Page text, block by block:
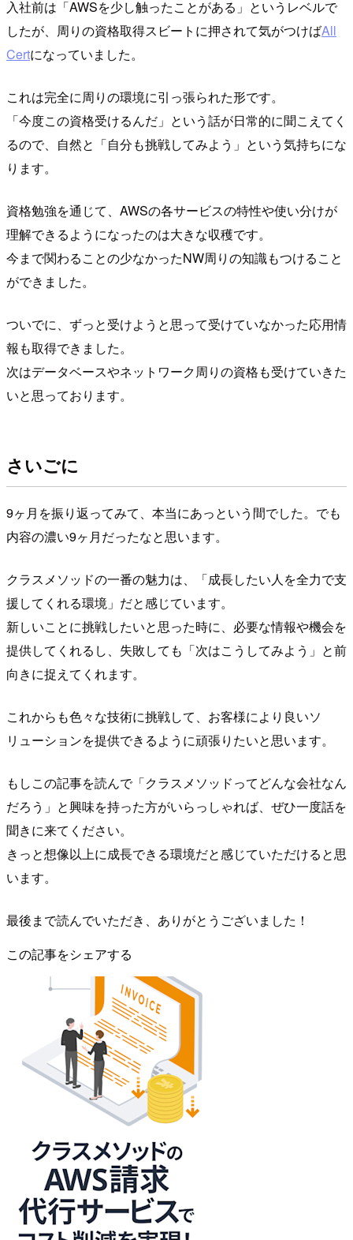
入社前は「AWSを少し触ったことがある」というレベルで
したが、周りの資格取得スビートに押されて気がつけばAll
Certになっていました。
これは完全に周りの環境に引っ張られた形です。
「今度この資格受けるんだ」という話が日常的に聞こえてく
るので、自然と「自分も挑戦してみよう」という気持ちにな
ります。
資格勉強を通じて、AWSの各サービスの特性や使い分けが
理解できるようになったのは大きな収穫です。
今まで関わることの少なかったNW周りの知識もつけること
ができました。
ついでに、ずっと受けようと思って受けていなかった応用情
報も取得できました。
次はデータベースやネットワーク周りの資格も受けていきた
いと思っております。
さいごに
9ヶ月を振り返ってみて、本当にあっという間でした。でも
内容の濃い9ヶ月だったなと思います。
クラスメソッドの一番の魅力は、「成長したい人を全力で支
援してくれる環境」だと感じています。
新しいことに挑戦したいと思った時に、必要な情報や機会を
提供してくれるし、失敗しても「次はこうしてみよう」と前
向きに捉えてくれます。
これからも色々な技術に挑戦して、お客様により良いソ
リューションを提供できるように頑張りたいと思います。
もしこの記事を読んで「クラスメソッドってどんな会社なん
だろう」と興味を持った方がいらっしゃれば、ぜひ一度話を
聞きに来てください。
きっと想像以上に成長できる環境だと感じていただけると思
います。
最後まで読んでいただき、ありがとうございました！
この記事をシェアする